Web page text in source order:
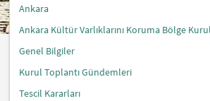
Ankara
Ankara Kültür Varlıklarını Koruma Bölge
Genel Bilgiler
Kurul Toplantı Gündemleri
Tescil Kararları